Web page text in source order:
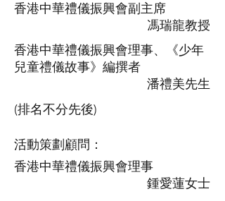
香港中華禮儀振興會副主席
馮瑞龍教授
香港中華禮儀振興會理事、《少年
兒童禮儀故事》編撰者
潘禮美先生
(排名不分先後)
活動策劃顧問：
香港中華禮儀振興會理事
鍾愛蓮女士